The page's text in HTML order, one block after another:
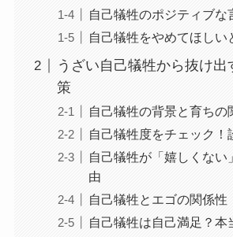
自己犠牲のポジティブな
自己犠牲をやめてほしい
うざい自己犠牲から抜け出
策
自己犠牲の背景と育ちの
自己犠牲度をチェック！
自己犠牲が「嬉しくない
由
自己犠牲とエゴの関係性
自己犠牲は自己満足？本